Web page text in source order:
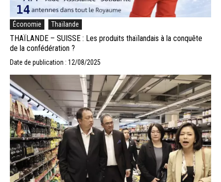
Économie Thaïlande
THAÏLANDE – SUISSE : Les produits thaïlandais à la conquête
de la confédération ?
Date de publication : 12/08/2025